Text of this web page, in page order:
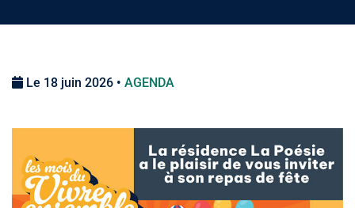
Le 18 juin 2026 • AGENDA